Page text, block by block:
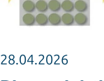
28.04.2026